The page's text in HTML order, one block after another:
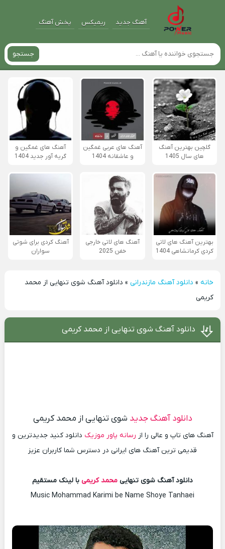
آهنگ جدید ریمیکس پخش آهنگ
جستجو
گلچین بهترین آهنگ
های سال 1405
آهنگ های عربی غمگین
و عاشقانه 1404
آهنگ های غمگین و
گریه آور جدید 1404
بهترین آهنگ های لاتی
کردی کرمانشاهی 1404
آهنگ های لاتی خارجی
خفن 2025
آهنگ کردی برای شوتی
سواران
خانه» دانلود آهنگ مازندرانی» دانلود آهنگ شوی تنهایی از محمد
کریمی
دانلود آهنگ شوی تنهایی از محمد کریمی
دانلود آهنگ جدید شوی تنهایی از محمد کریمی
آهنگ های تاپ و عالی را از رسانه پاور موزیک دانلود کنید جدیدترین و
قدیمی ترین آهنگ های ایرانی در دسترس شما کاربران عزیز
دانلود آهنگ شوی تنهایی محمد کریمی با لینک مستقیم
Music Mohammad Karimi be Name Shoye Tanhaei